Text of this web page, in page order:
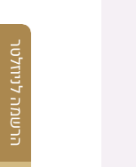
הרשמה לניוזלטר